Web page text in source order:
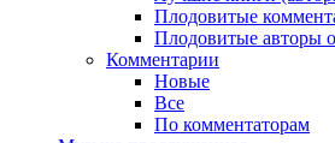
Плодовитые
Плодовитые авторы
Комментарии
Новые
Все
По комментаторам